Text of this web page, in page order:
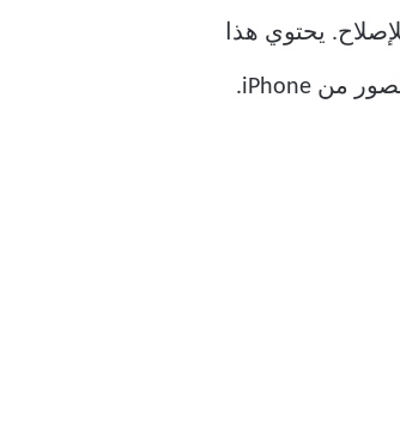
يحتوي هذا
الدليل على ستة إصلاحات لحل المشكلات مجربة ومختبرة لحل الخطأ عندما لا يقوم تطبيق الصور باستيراد الصور من iPhone.